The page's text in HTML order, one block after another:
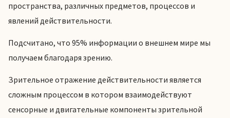
пространства, различных предметов, процессов и
явлений действительности.
Подсчитано, что 95% информации о внешнем мире мы
получаем благодаря зрению.
Зрительное отражение действительности является
сложным процессом в котором взаимодействуют
сенсорные и двигательные компоненты зрительной